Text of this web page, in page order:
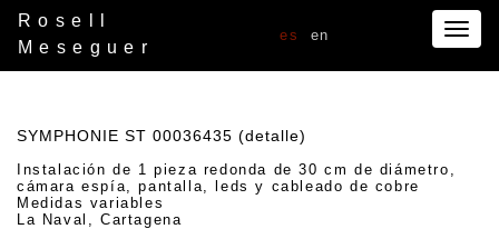
Rosell
Meseguer
es en
SYMPHONIE ST 00036435 (detalle)
Instalación de 1 pieza redonda de 30 cm de diámetro,
cámara espía, pantalla, leds y cableado de cobre
Medidas variables
La Naval, Cartagena